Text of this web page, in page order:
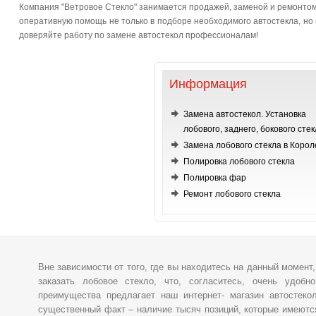
Компания "Ветровое Стекло" занимается продажей, заменой и
оперативную помощь не только в подборе необходимого автостекла,
доверяйте работу по замене автостекол профессионалам!
Информация
Замена автостекол. Установка
лобового, заднего, бокового
Замена лобового стекла в
Полировка лобового стекла
Полировка фар
Ремонт лобового стекла
Вне зависимости от того, где вы находитесь на данный
заказать лобовое стекло, что, согласитесь, очень
преимущества предлагает наш интернет- магазин
существенный факт – наличие тысяч позиций, которые